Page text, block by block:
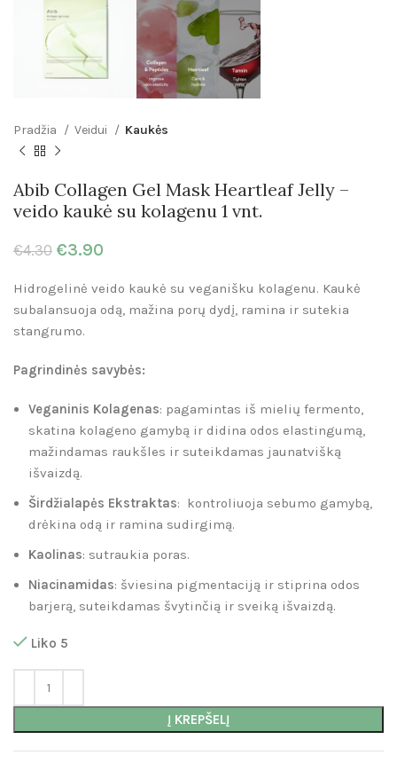
Pradžia Veidui Kaukės
Abib Collagen Gel Mask Heartleaf Jelly –
veido kaukė su kolagenu 1 vnt.
€4.30 €3.90
Hidrogelinė veido kaukė su veganišku kolagenu. Kaukė
subalansuoja odą, mažina porų dydį, ramina ir sutekia
stangrumo.
Pagrindinės savybės:
Veganinis Kolagenas: pagamintas iš mielių fermento,
skatina kolageno gamybą ir didina odos elastingumą,
mažindamas raukšles ir suteikdamas jaunatvišką
išvaizdą.
Širdžialapės Ekstraktas: kontroliuoja sebumo gamybą,
drėkina odą ir ramina sudirgimą.
Kaolinas: sutraukia poras.
Niacinamidas: šviesina pigmentaciją ir stiprina odos
barjerą, suteikdamas švytinčią ir sveiką išvaizdą.
Liko 5
Į KREPŠELĮ